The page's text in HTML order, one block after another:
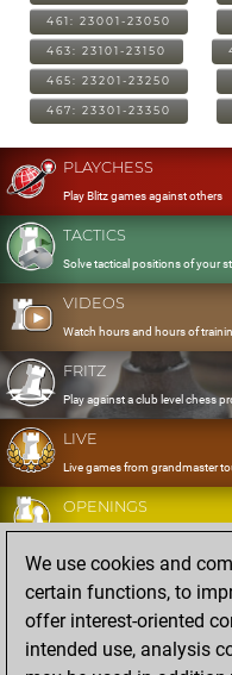
461: 23001-23050
463: 23101-23150
465: 23201-23250
467: 23301-23350
PLAYCHESS
Play Blitz games against others
TACTICS
Solve tactical positions of your
VIDEOS
Watch hours and hours of
FRITZ
Play against a club level chess
LIVE
Live games from grandmaster
OPENINGS
Develop and exercise your
DATABASE
Eight million strong games
MYGAMES
Store and analyse your own
We use cookies and
certain functions, to
offer interest-oriented
intended use, analysis